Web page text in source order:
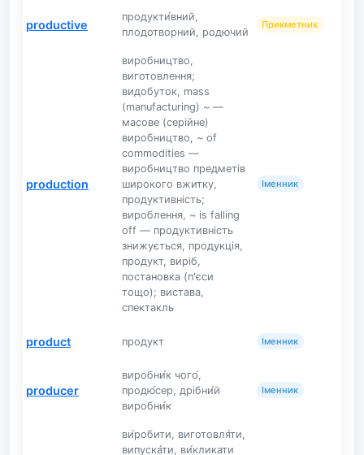
productive
продукти́вний,
плодотворний, родючий
Прикметник
production
виробництво,
виготовлення;
видобуток, mass
(manufacturing) ~ —
масове (серійне)
виробництво, ~ of
commodities —
виробництво предметів
широкого вжитку,
продуктивність;
вироблення, ~ is falling
off — продуктивність
знижується, продукція,
продукт, виріб,
постановка (п'єси
тощо); вистава,
спектакль
Іменник
product продукт Іменник
producer
виробни́к чого́,
продю́сер, дрібни́й
виробни́к
Іменник
ви́робити, виготовля́ти,
випуска́ти, ви́кликати